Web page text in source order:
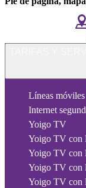
Líneas
Internet
Yoigo TV
Yoigo TV con
Yoigo TV con
Yoigo TV con
Yoigo TV con